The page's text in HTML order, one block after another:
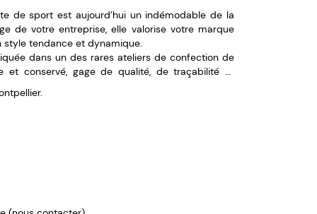
de sport est aujourd’hui un indémodable de la
de votre entreprise, elle valorise votre marque
style tendance et dynamique.
dans un des rares ateliers de confection de
et conservé, gage de qualité, de traçabilité et